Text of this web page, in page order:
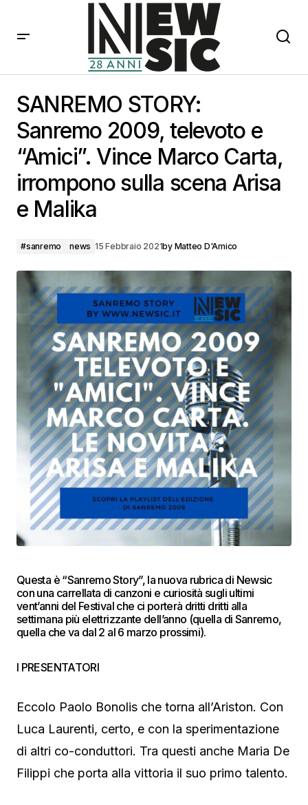
Vince Marco Carta, irrompono sulla scena Arisa e
Malika
SANREMO STORY:
Sanremo 2009, televoto e
“Amici”. Vince Marco Carta,
irrompono sulla scena Arisa
e Malika
#sanremo news 15 Febbraio 2021by Matteo D'Amico
Questa è “Sanremo Story”, la nuova rubrica di Newsic
con una carrellata di canzoni e curiosità sugli ultimi
vent’anni del Festival che ci porterà dritti dritti alla
settimana più elettrizzante dell’anno (quella di Sanremo,
quella che va dal 2 al 6 marzo prossimi).
I PRESENTATORI
Eccolo Paolo Bonolis che torna all’Ariston. Con
Luca Laurenti, certo, e con la sperimentazione
di altri co-conduttori. Tra questi anche Maria De
Filippi che porta alla vittoria il suo primo talento.